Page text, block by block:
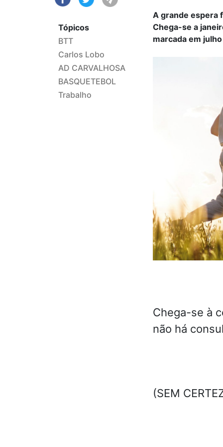
Tópicos
BTT
Carlos Lobo
AD CARVALHOSA
BASQUETEBOL
Trabalho
A grande espera
Chega-se a
marcada em
Chega-se à
não há
(SEM